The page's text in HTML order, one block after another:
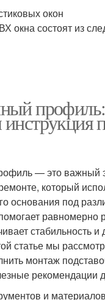
окон
окна состоят из
профиль:
— это важный
который
основания под
равномерно
стабильность и
статье мы
монтаж
рекомендации
и материалов